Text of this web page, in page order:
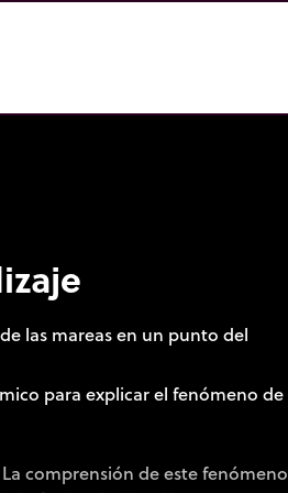
las mareas en un punto del
para explicar el fenómeno de
comprensión de este fenómeno